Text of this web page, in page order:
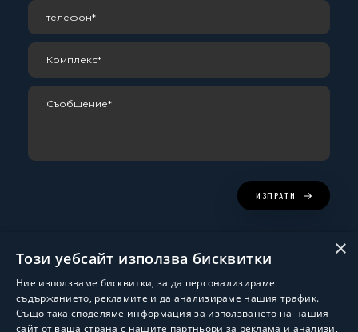
ИЗПРАТИ
×
Този уебсайт използва бисквитки
Ние използваме бисквитки, за да персонализираме
съдържанието, рекламите и да анализираме нашия трафик.
Също така споделяме информация за използването на нашия
сайт от ваша страна с нашите партньори за реклама и анализи,